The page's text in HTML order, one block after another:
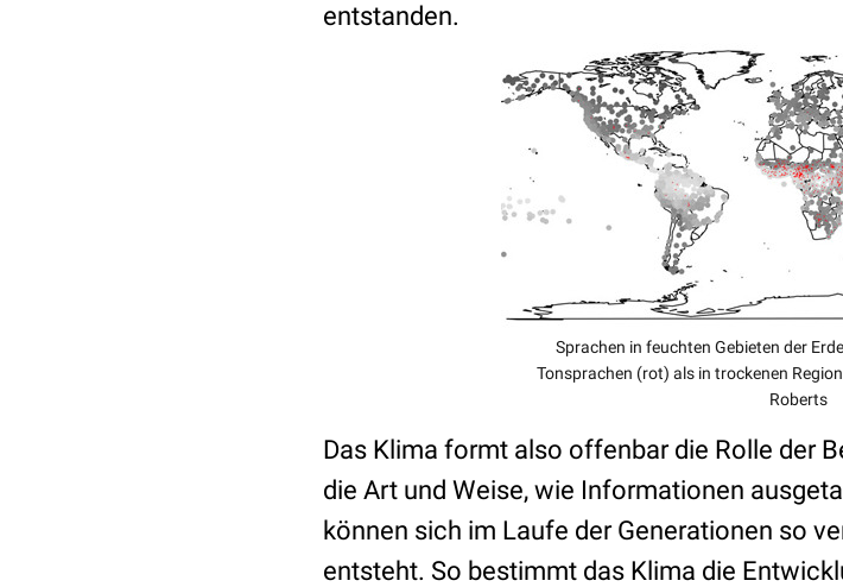
entstanden.
Sprachen in feuchten Gebieten der
Tonsprachen (rot) als in trockenen
Roberts
Das Klima formt also offenbar die Rolle der
die Art und Weise, wie Informationen
können sich im Laufe der Generationen so
entsteht. So bestimmt das Klima die